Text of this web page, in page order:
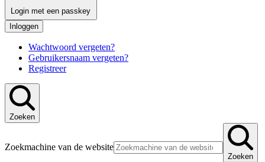
Login met een passkey
Inloggen
Wachtwoord vergeten?
Gebruikersnaam vergeten?
Registreer
Zoeken
Zoekmachine van de website
Zoeken